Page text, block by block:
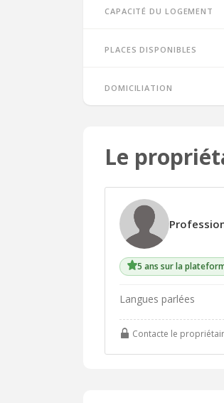
Capacité du logement
Places disponibles
Domiciliation
Le
5 ans sur la
Langues parlées
Contacte le